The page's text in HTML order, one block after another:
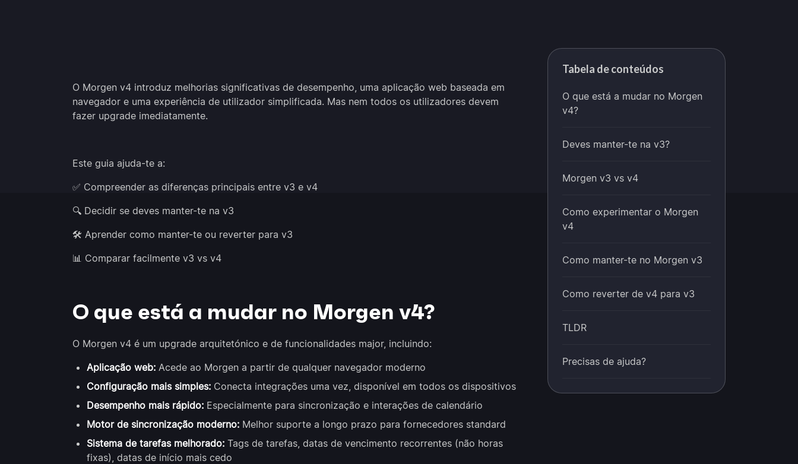
O Morgen v4 introduz melhorias significativas de desempenho, uma aplicação web baseada em
navegador e uma experiência de utilizador simplificada. Mas nem todos os utilizadores devem
fazer upgrade imediatamente.
Este guia ajuda-te a:
✅ Compreender as diferenças principais entre v3 e v4
🔍 Decidir se deves manter-te na v3
🛠️ Aprender como manter-te ou reverter para v3
📊 Comparar facilmente v3 vs v4
O que está a mudar no Morgen v4?
O Morgen v4 é um upgrade arquitetónico e de funcionalidades major, incluindo:
Aplicação web: Acede ao Morgen a partir de qualquer navegador moderno
Configuração mais simples: Conecta integrações uma vez, disponível em todos os dispositivos
Desempenho mais rápido: Especialmente para sincronização e interações de calendário
Motor de sincronização moderno: Melhor suporte a longo prazo para fornecedores standard
Sistema de tarefas melhorado: Tags de tarefas, datas de vencimento recorrentes (não horas
fixas), datas de início mais cedo
Tabela de conteúdos
O que está a mudar no Morgen
v4?
Deves manter-te na v3?
Morgen v3 vs v4
Como experimentar o Morgen
v4
Como manter-te no Morgen v3
Como reverter de v4 para v3
TLDR
Precisas de ajuda?